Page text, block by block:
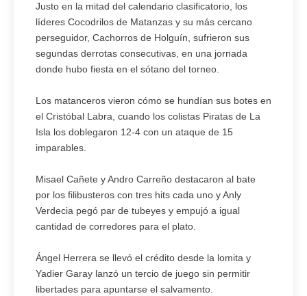
Justo en la mitad del calendario clasificatorio, los
líderes Cocodrilos de Matanzas y su más cercano
perseguidor, Cachorros de Holguín, sufrieron sus
segundas derrotas consecutivas, en una jornada
donde hubo fiesta en el sótano del torneo.
Los matanceros vieron cómo se hundían sus botes en
el Cristóbal Labra, cuando los colistas Piratas de La
Isla los doblegaron 12-4 con un ataque de 15
imparables.
Misael Cañete y Andro Carreño destacaron al bate
por los filibusteros con tres hits cada uno y Anly
Verdecia pegó par de tubeyes y empujó a igual
cantidad de corredores para el plato.
Ángel Herrera se llevó el crédito desde la lomita y
Yadier Garay lanzó un tercio de juego sin permitir
libertades para apuntarse el salvamento.